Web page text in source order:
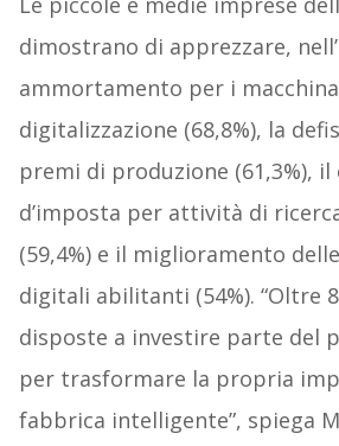
dimostrano di apprezzare,
ammortamento per i
digitalizzazione (68,8%), la
premi di produzione (61,3%),
d’imposta per attività di
(59,4%) e il miglioramento
digitali abilitanti (54%). “Oltre
disposte a investire parte del
per trasformare la propria
fabbrica intelligente”, spiega